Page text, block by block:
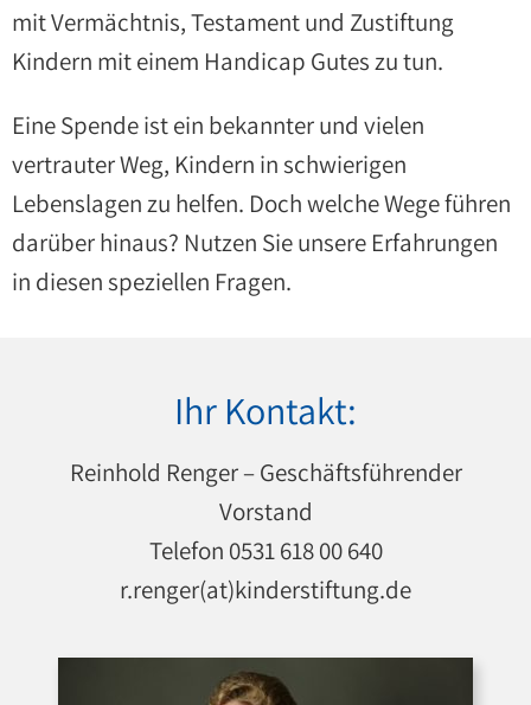
mit Vermächtnis, Testament und Zustiftung
Kindern mit einem Handicap Gutes zu tun.
Eine Spende ist ein bekannter und vielen
vertrauter Weg, Kindern in schwierigen
Lebenslagen zu helfen. Doch welche Wege führen
darüber hinaus? Nutzen Sie unsere Erfahrungen
in diesen speziellen Fragen.
Ihr Kontakt:
Reinhold Renger – Geschäftsführender
Vorstand
Telefon 0531 618 00 640
r.renger(at)kinderstiftung.de